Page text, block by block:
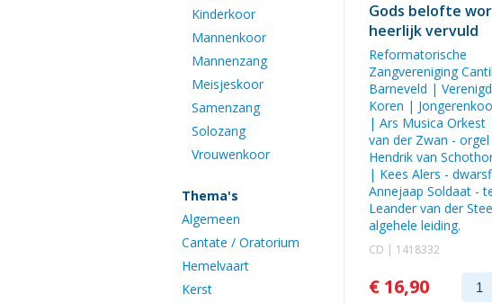
Kinderkoor
Mannenkoor
Mannenzang
Meisjeskoor
Samenzang
Solozang
Vrouwenkoor
Thema's
Algemeen
Cantate / Oratorium
Hemelvaart
Kerst
Gods belofte
heerlijk vervuld
Reformatorische
Zangvereniging
Barneveld |
Koren |
|Ars Musica Orkest
van der Zwan -
Hendrik van
| Kees Alers -
Annejaap Soldaat -
Leander van der
algehele leiding.
CD | 1418332
€ 16,90